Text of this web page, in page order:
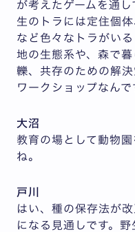
が考えたゲームを通
生のトラには定住個
など色々なトラがい
地の生態系や、森で
轢、共存のための解
ワークショップなんで
大沼
教育の場として動物
ね。
戸川
はい、種の保存法が
になる見通しです。